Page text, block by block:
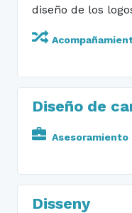
diseño de los
Diseño de
Asesoramiento
Disseny